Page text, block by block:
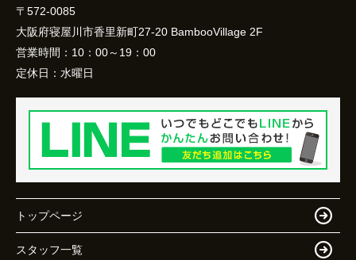
〒572-0085
大阪府寝屋川市香里新町27-20 BambooVillage 2F
営業時間： 10：00～19：00
定休日： 水曜日
トップページ
スタッフ一覧